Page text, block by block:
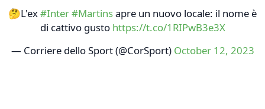
🤔L'ex#Inter#Martinsapre un nuovo locale: il nome è
di cattivo gusto https://t.co/1RIPwB3e3X
— Corriere dello Sport (@CorSport) October 12, 2023